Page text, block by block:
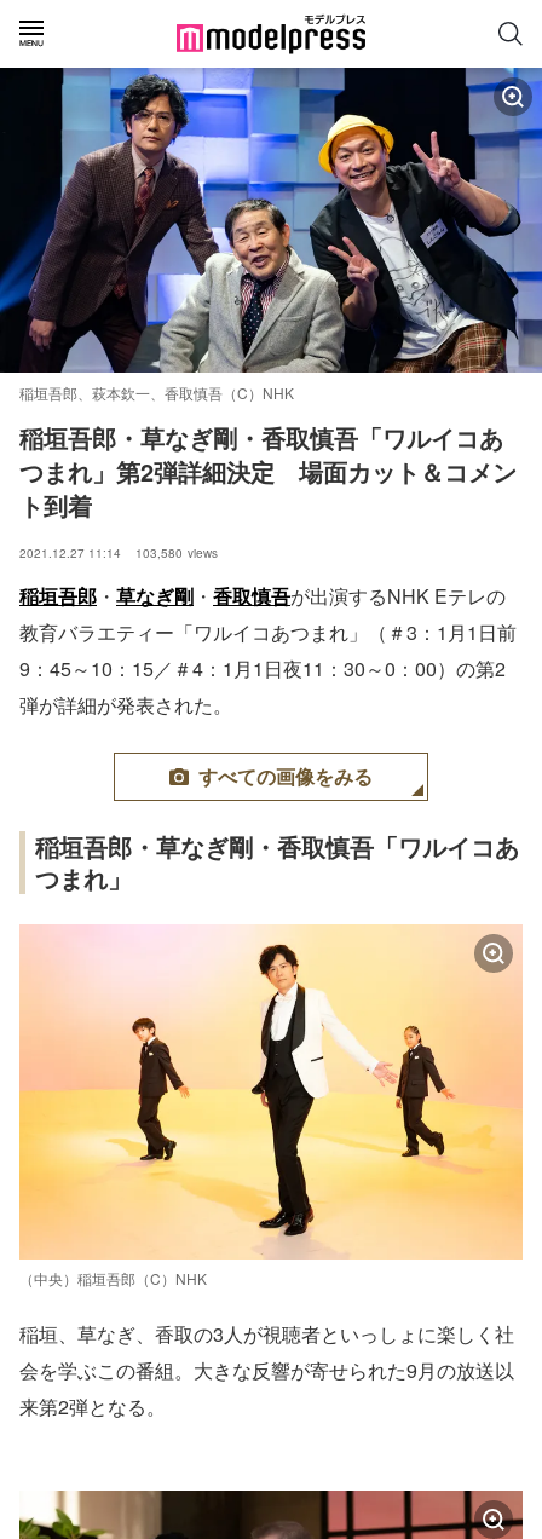
稲垣吾郎、萩本欽一、香取慎吾（C）NHK
稲垣吾郎・草なぎ剛・香取慎吾「ワルイコあ
つまれ」第2弾詳細決定　場面カット＆コメン
ト到着
2021.12.27 11:14 103,580 views
稲垣吾郎 ・ 草なぎ剛 ・ 香取慎吾が出演するNHK Eテレの
教育バラエティー「ワルイコあつまれ」（＃3：1月1日前
9：45～10：15／＃4：1月1日夜11：30～0：00）の第2
弾が詳細が発表された。
すべての画像をみる
稲垣吾郎・草なぎ剛・香取慎吾「ワルイコあ
つまれ」
（中央）稲垣吾郎（C）NHK
稲垣、草なぎ、香取の3人が視聴者といっしょに楽しく社
会を学ぶこの番組。大きな反響が寄せられた9月の放送以
来第2弾となる。